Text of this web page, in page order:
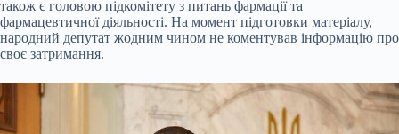
також є головою підкомітету з питань фармації та
фармацевтичної діяльності. На момент підготовки матеріалу,
народний депутат жодним чином не коментував інформацію про
своє затримання.